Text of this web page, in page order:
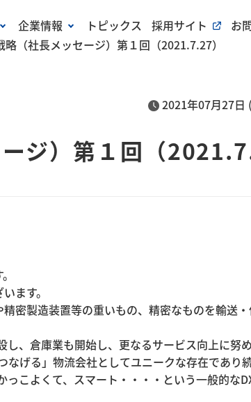
企業情報 トピックス 採用サイト お
略（社長メッセージ）第１回（2021.7.27）
2021年07月27日
ジ）第１回（
ます。
密製造装置等の重いもの、精密なものを輸送
、倉庫業も開始し、更なるサービス向上に努め
げる」物流会社としてユニークな存在であり
こよくて、スマート・・・・という一般的な